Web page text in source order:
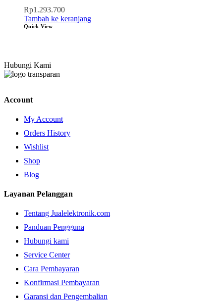
Rp1.293.700
Tambah ke keranjang
Quick View
Hubungi Kami
Account
My Account
Orders History
Wishlist
Shop
Blog
Layanan Pelanggan
Tentang Jualelektronik.com
Panduan Pengguna
Hubungi kami
Service Center
Cara Pembayaran
Konfirmasi Pembayaran
Garansi dan Pengembalian